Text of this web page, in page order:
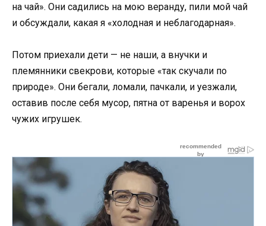
на чай». Они садились на мою веранду, пили мой чай
и обсуждали, какая я «холодная и неблагодарная».
Потом приехали дети — не наши, а внучки и
племянники свекрови, которые «так скучали по
природе». Они бегали, ломали, пачкали, и уезжали,
оставив после себя мусор, пятна от варенья и ворох
чужих игрушек.